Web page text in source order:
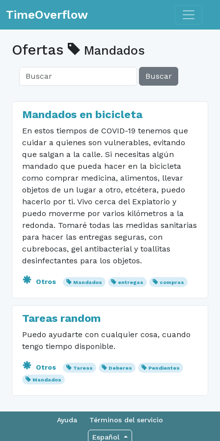
TimeOverflow Toggle
Ofertas Mandados
Buscar
Mandados en bicicleta
En estos tiempos de COVID-19 tenemos que
cuidar a quienes son vulnerables, evitando
que salgan a la calle. Si necesitas algún
mandado que pueda hacer en la bicicleta
como comprar medicina, alimentos, llevar
objetos de un lugar a otro, etcétera, puedo
hacerlo por ti. Vivo cerca del Expiatorio y
puedo moverme por varios kilómetros a la
redonda. Tomaré todas las medidas sanitarias
para hacer las entregas seguras, con
cubrebocas, gel antibacterial y toallitas
desinfectantes para los objetos.
Otros Mandados entregas compras
Tareas random
Puedo ayudarte con cualquier cosa, cuando
tengo tiempo disponible.
Otros Tareas Deberes
Pendientes
Mandados
Ayuda Términos del servicio
Español